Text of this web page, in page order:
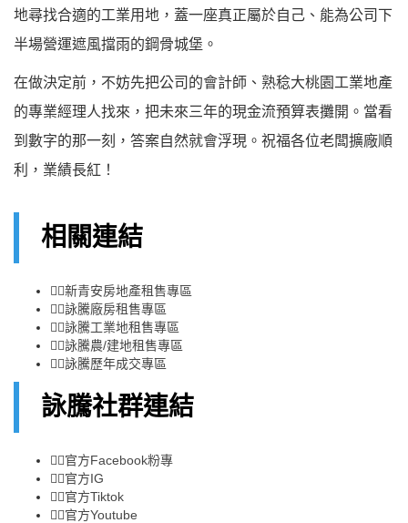
地尋找合適的工業用地，蓋一座真正屬於自己、能為公司下
半場營運遮風擋雨的鋼骨城堡。
在做決定前，不妨先把公司的會計師、熟稔大桃園工業地產
的專業經理人找來，把未來三年的現金流預算表攤開。當看
到數字的那一刻，答案自然就會浮現。祝福各位老闆擴廠順
利，業績長紅！
相關連結
👉🏻新青安房地產租售專區
👉🏻詠騰廠房租售專區
👉🏻詠騰工業地租售專區
👉🏻詠騰農/建地租售專區
👉🏻詠騰歷年成交專區
詠騰社群連結
👉🏻官方Facebook粉專
👉🏻官方IG
👉🏻官方Tiktok
👉🏻官方Youtube